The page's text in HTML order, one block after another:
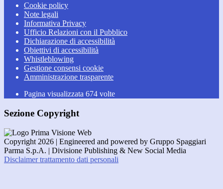
Cookie policy
Note legali
Informativa Privacy
Ufficio Relazioni con il Pubblico
Dichiarazione di accessibilità
Obiettivi di accessibilità
Whistleblowing
Gestione consensi cookie
Amministrazione trasparente
Pagina visualizzata 674 volte
Sezione Copyright
Copyright 2026 | Engineered and powered by Gruppo Spaggiari
Parma S.p.A. | Divisione Publishing & New Social Media
Disclaimer trattamento dati personali